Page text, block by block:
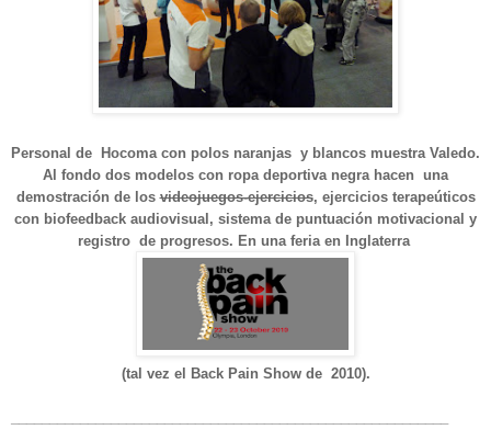
Personal de Hocoma con polos naranjas y blancos muestra Valedo.
Al fondo dos modelos con ropa deportiva negra hacen una
demostración de losvideojuegos-ejercicios, ejercicios terapeúticos
con biofeedback audiovisual, sistema de puntuación motivacional y
registro de progresos. En una feria en Inglaterra
(tal vez el Back Pain Show de 2010).